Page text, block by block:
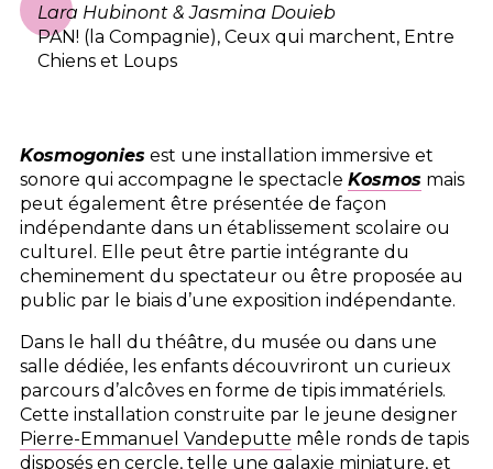
Lara Hubinont & Jasmina Douieb
PAN! (la Compagnie), Ceux qui marchent, Entre
Chiens et Loups
Kosmogonies est une installation immersive et
sonore qui accompagne le spectacle Kosmos mais
peut également être présentée de façon
indépendante dans un établissement scolaire ou
culturel. Elle peut être partie intégrante du
cheminement du spectateur ou être proposée au
public par le biais d’une exposition indépendante.
Dans le hall du théâtre, du musée ou dans une
salle dédiée, les enfants découvriront un curieux
parcours d’alcôves en forme de tipis immatériels.
Cette installation construite par le jeune designer
Pierre-Emmanuel Vandeputte mêle ronds de tapis
disposés en cercle, telle une galaxie miniature, et